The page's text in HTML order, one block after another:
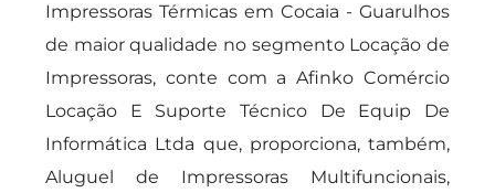
Impressoras Térmicas em Cocaia - Guarulhos
de maior qualidade no segmento Locação de
Impressoras, conte com a Afinko Comércio
Locação E Suporte Técnico De Equip De
Informática Ltda que, proporciona, também,
Aluguel de Impressoras Multifuncionais,